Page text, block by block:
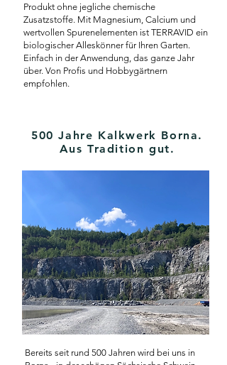
Produkt ohne jegliche chemische
Zusatzstoffe. Mit Magnesium, Calcium und
wertvollen Spurenelementen ist TERRAVID ein
biologischer Alleskönner für Ihren Garten.
Einfach in der Anwendung, das ganze Jahr
über. Von Profis und Hobbygärtnern
empfohlen.
500 Jahre Kalkwerk Borna.
Aus Tradition gut.
Bereits seit rund 500 Jahren wird bei uns in